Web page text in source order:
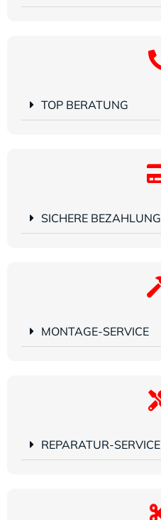
TOP BERATUNG
SICHERE BEZAHLUNG
MONTAGE-SERVICE
REPARATUR-SERVICE